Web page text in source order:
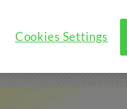
Cookies Settings